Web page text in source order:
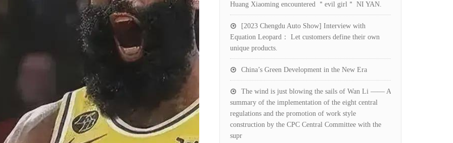
Huang Xiaoming encountered ＂evil girl＂ NI YAN.
[2023 Chengdu Auto Show] Interview with
Equation Leopard： Let customers define their own
unique products.
China’s Green Development in the New Era
The wind is just blowing the sails of Wan Li —— A
summary of the implementation of the eight central
regulations and the promotion of work style
construction by the CPC Central Committee with the
supr